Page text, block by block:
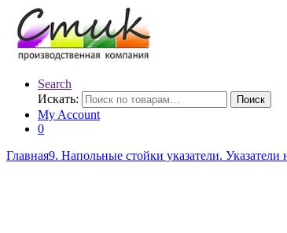
Search
Искать:
Поиск
My Account
0
Главная9. Напольные стойки указатели.